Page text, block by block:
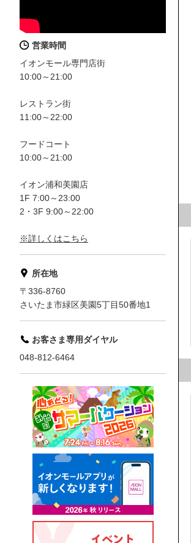
営業時間
イオンモール専門店街
10:00～21:00
レストラン街
11:00～22:00
フードコート
10:00～21:00
イオン浦和美園店
1F 7:00～23:00
2・3F 9:00～22:00
※詳しくはこちら
所在地
〒336-8760
さいたま市緑区美園5丁目50番地1
お客さま専用ダイヤル
048-812-6464